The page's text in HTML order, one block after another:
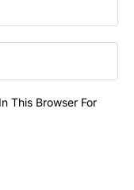
This Browser For